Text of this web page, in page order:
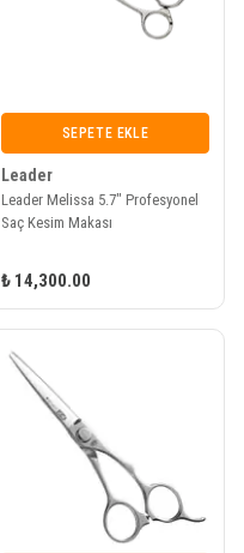
SEPETE EKLE
Leader
Leader Melissa 5.7" Profesyonel
Saç Kesim Makası
₺ 14,300.00